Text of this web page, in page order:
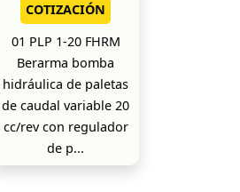
COTIZACIÓN
01 PLP 1-20 FHRM
Berarma bomba
hidráulica de paletas
de caudal variable 20
cc/rev con regulador
de p...